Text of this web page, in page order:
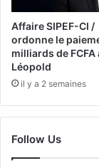
Affaire SIPEF-CI
ordonne le
milliards de FCFA
Léopold
il y a 2 semaines
Follow Us